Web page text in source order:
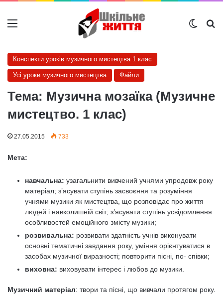
Меню
Конспекти уроків музичного мистецтва 1 клас
Усі уроки музичного мистецтва Файли
Тема: Музична мозаїка (Музичне
мистецтво. 1 клас)
27.05.2015 733
Мета:
навчальна: узагальнити вивчений учнями упродовж року
матеріал; з’ясувати сту­пінь засвоєння та розуміння
учнями музики як мистецтва, що розповідає про жит­тя
людей і навколишній світ; з’ясувати ступінь усвідомлення
особливостей емоцій­ного змісту музики;
розвивальна: розвивати здатність учнів виконувати
основні тематичні завдан­ня року, уміння орієнтуватися в
засобах музичної виразності; повторити пісні, по- співки;
виховна: виховувати інтерес і любов до музики.
Музичний матеріал: твори та пісні, що вивчали протягом року.